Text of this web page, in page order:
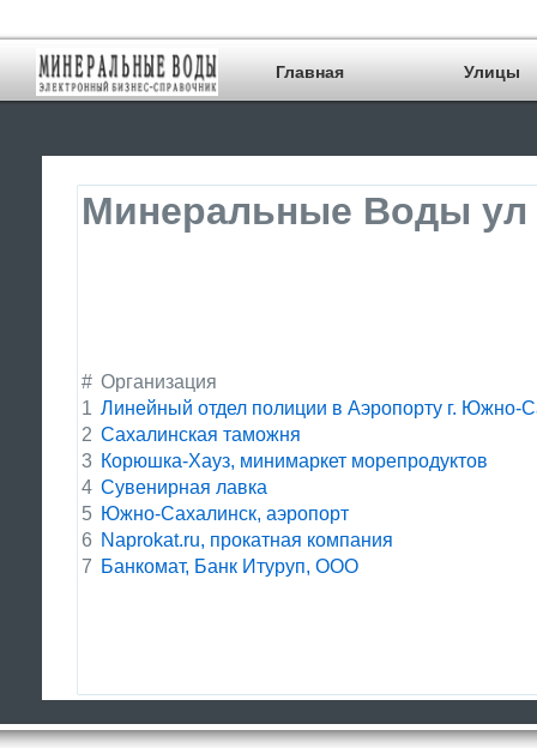
Главная Улицы
Минеральные Воды ул
# Организация
1 Линейный отдел полиции в Аэропорту г. Южно-
2 Сахалинская таможня
3 Корюшка-Хауз, минимаркет морепродуктов
4 Сувенирная лавка
5 Южно-Сахалинск, аэропорт
6 Naprokat.ru, прокатная компания
7 Банкомат, Банк Итуруп, ООО